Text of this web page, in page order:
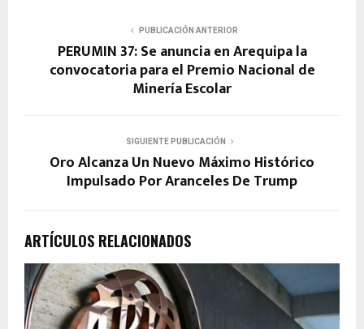
PUBLICACIÓN ANTERIOR
PERUMIN 37: Se anuncia en Arequipa la
convocatoria para el Premio Nacional de
Minería Escolar
SIGUIENTE PUBLICACIÓN
Oro Alcanza Un Nuevo Máximo Histórico
Impulsado Por Aranceles De Trump
ARTÍCULOS RELACIONADOS